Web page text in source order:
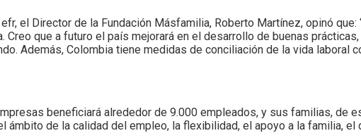
el Director de la Fundación Másfamilia, Roberto Martínez, opinó que:
Creo que a futuro el país mejorará en el desarrollo de buenas
Además, Colombia tiene medidas de conciliación de la vida laboral
beneficiará alrededor de 9.000 empleados, y sus familias, de
ámbito de la calidad del empleo, la flexibilidad, el apoyo a la familia,